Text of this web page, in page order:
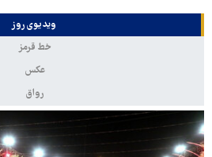
ویدیوی روز
خط قرمز
عکس
رواق